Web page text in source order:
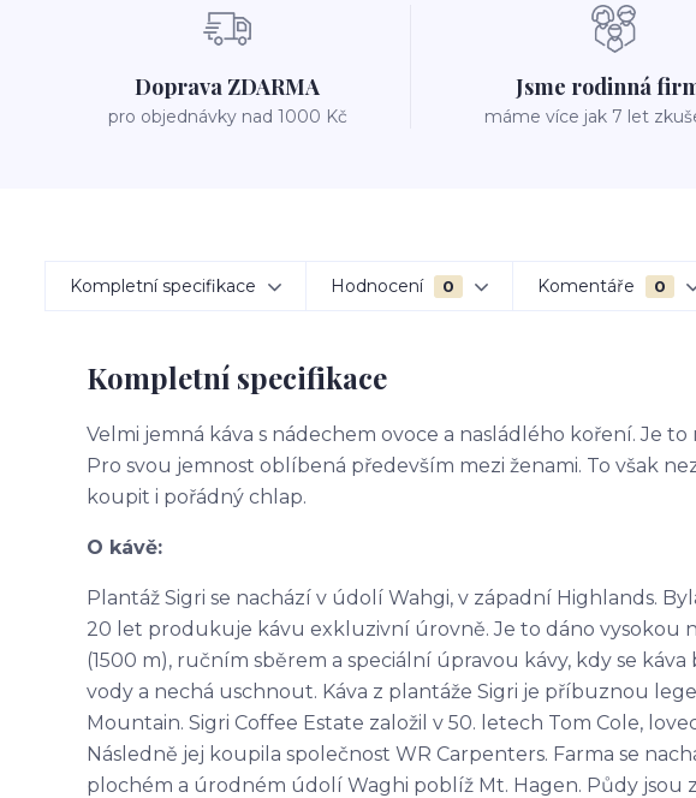
Doprava ZDARMA
pro objednávky nad 1000 Kč
Jsme rodinná
máme více jak 7 let
Kompletní specifikace Hodnocení 0 Komentáře 0
Kompletní specifikace
Velmi jemná káva s nádechem ovoce a nasládlého koření. Je
Pro svou jemnost oblíbená především mezi ženami. To však
koupit i pořádný chlap.
O kávě:
Plantáž Sigri se nachází v údolí Wahgi, v západní Highlands.
20 let produkuje kávu exkluzivní úrovně. Je to dáno vysokou
(1500 m), ručním sběrem a speciální úpravou kávy, kdy se
vody a nechá uschnout. Káva z plantáže Sigri je příbuznou
Mountain. Sigri Coffee Estate založil v 50. letech Tom Cole,
Následně jej koupila společnost WR Carpenters. Farma se
plochém a úrodném údolí Waghi poblíž Mt. Hagen. Půdy jsou